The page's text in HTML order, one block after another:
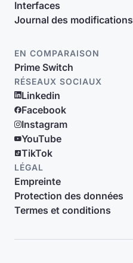
Interfaces
Journal des modifications
EN COMPARAISON
Prime Switch
RÉSEAUX SOCIAUX
Linkedin
Facebook
Instagram
YouTube
TikTok
LÉGAL
Empreinte
Protection des données
Termes et conditions